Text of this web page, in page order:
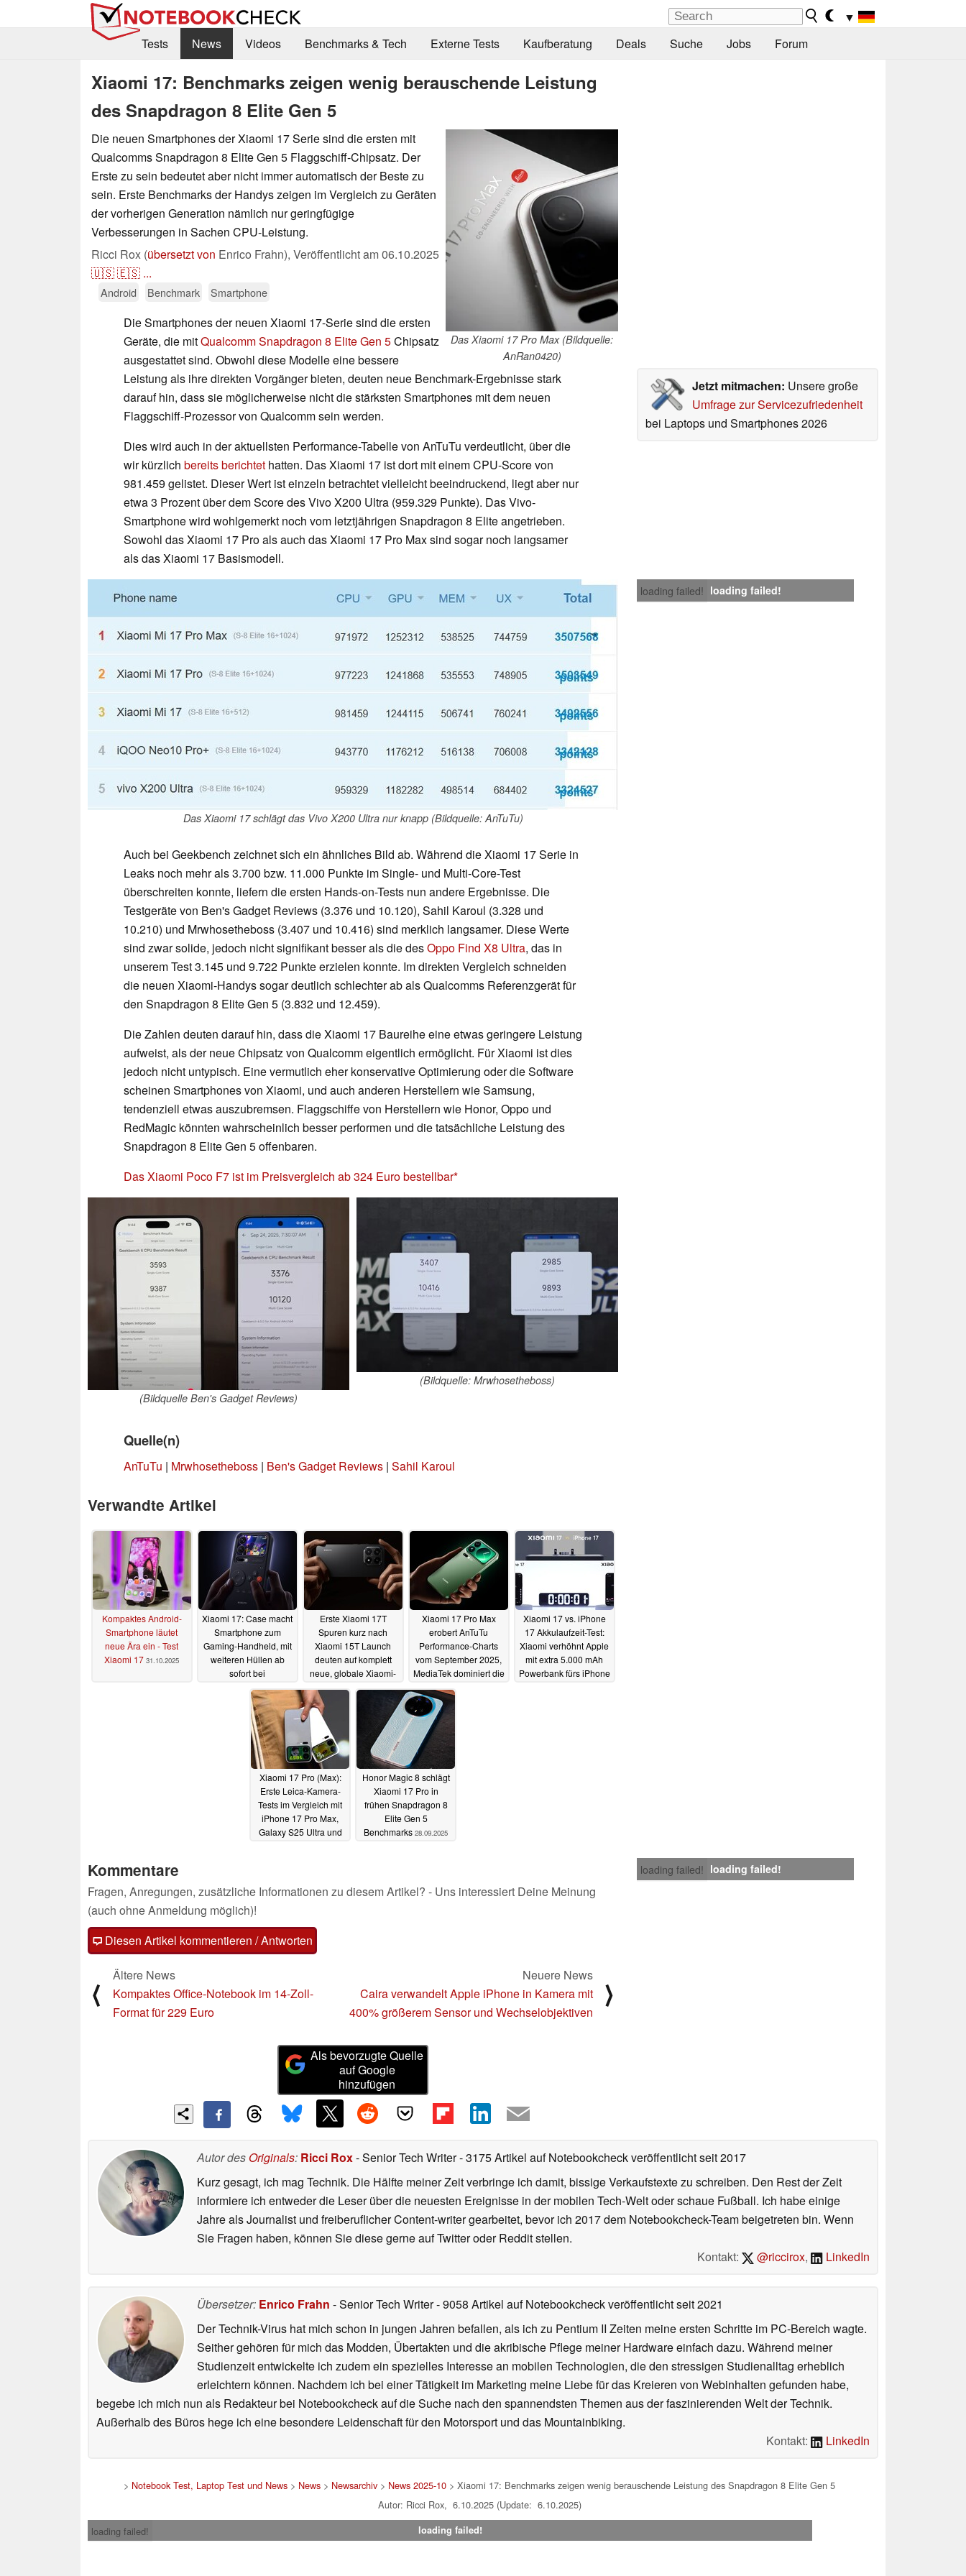
▼
Tests
News Videos Benchmarks & Tech Externe Tests Kaufberatung Deals Suche Jobs Forum
Xiaomi 17: Benchmarks zeigen wenig berauschende Leistung
des Snapdragon 8 Elite Gen 5
Das Xiaomi 17 Pro Max (Bildquelle:
AnRan0420)
Die neuen Smartphones der Xiaomi 17 Serie sind die ersten mit
Qualcomms Snapdragon 8 Elite Gen 5 Flaggschiff-Chipsatz. Der
Erste zu sein bedeutet aber nicht immer automatisch der Beste zu
sein. Erste Benchmarks der Handys zeigen im Vergleich zu Geräten
der vorherigen Generation nämlich nur geringfügige
Verbesserungen in Sachen CPU-Leistung.
Ricci Rox (übersetzt von Enrico Frahn), Veröffentlicht am06.10.2025
🇺🇸🇪🇸 ...
Android Benchmark Smartphone
Jetzt mitmachen: Unsere große
Umfrage zur Servicezufriedenheit
bei Laptops und Smartphones 2026
Die Smartphones der neuen Xiaomi 17-Serie sind die ersten
Geräte, die mitQualcomm Snapdragon 8 Elite Gen 5Chipsatz
ausgestattet sind. Obwohl diese Modelle eine bessere
Leistung als ihre direkten Vorgänger bieten, deuten neue Benchmark-Ergebnisse stark
darauf hin, dass sie möglicherweise nicht die stärksten Smartphones mit dem neuen
Flaggschiff-Prozessor von Qualcomm sein werden.
Dies wird auch in der aktuellsten Performance-Tabelle von AnTuTu verdeutlicht, über die
wir kürzlich bereits berichtet hatten. Das Xiaomi 17 ist dort mit einem CPU-Score von
981.459 gelistet. Dieser Wert ist einzeln betrachtet vielleicht beeindruckend, liegt aber nur
etwa 3 Prozent über dem Score des Vivo X200 Ultra (959.329 Punkte). Das Vivo-
Smartphone wird wohlgemerkt noch vom letztjährigen Snapdragon 8 Elite angetrieben.
Sowohl das Xiaomi 17 Pro als auch das Xiaomi 17 Pro Max sind sogar noch langsamer
als das Xiaomi 17 Basismodell.
loading failed! loading failed!
Das Xiaomi 17 schlägt das Vivo X200 Ultra nur knapp (Bildquelle: AnTuTu)
Auch bei Geekbench zeichnet sich ein ähnliches Bild ab. Während die Xiaomi 17 Serie in
Leaks noch mehr als 3.700 bzw. 11.000 Punkte im Single- und Multi-Core-Test
überschreiten konnte, liefern die ersten Hands-on-Tests nun andere Ergebnisse. Die
Testgeräte von Ben's Gadget Reviews (3.376 und 10.120), Sahil Karoul (3.328 und
10.210) und Mrwhosetheboss (3.407 und 10.416) sind merklich langsamer. Diese Werte
sind zwar solide, jedoch nicht signifikant besser als die desOppo Find X8 Ultra, das in
unserem Test 3.145 und 9.722 Punkte erzielen konnte. Im direkten Vergleich schneiden
die neuen Xiaomi-Handys sogar deutlich schlechter ab als Qualcomms Referenzgerät für
den Snapdragon 8 Elite Gen 5 (3.832 und 12.459).
Die Zahlen deuten darauf hin, dass die Xiaomi 17 Baureihe eine etwas geringere Leistung
aufweist, als der neue Chipsatz von Qualcomm eigentlich ermöglicht. Für Xiaomi ist dies
jedoch nicht untypisch. Eine vermutlich eher konservative Optimierung oder die Software
scheinen Smartphones von Xiaomi, und auch anderen Herstellern wie Samsung,
tendenziell etwas auszubremsen. Flaggschiffe von Herstellern wie Honor, Oppo und
RedMagic könnten wahrscheinlich besser performen und die tatsächliche Leistung des
Snapdragon 8 Elite Gen 5 offenbaren.
Das Xiaomi Poco F7 ist im Preisvergleich ab 324 Euro bestellbar
(Bildquelle Ben's Gadget Reviews)
(Bildquelle: Mrwhosetheboss)
Quelle(n)
AnTuTu | Mrwhosetheboss | Ben's Gadget Reviews | Sahil Karoul
Verwandte Artikel
Kompaktes Android-
Smartphone läutet
neue Ära ein - Test
Xiaomi 17 31.10.2025
Xiaomi 17: Case macht
Smartphone zum
Gaming-Handheld, mit
weiteren Hüllen ab
sofort bei
14.10.2025
Erste Xiaomi 17T
Spuren kurz nach
Xiaomi 15T Launch
deuten auf komplett
neue, globale Xiaomi-
Xiaomi 17 Pro Max
erobert AnTuTu
Performance-Charts
vom September 2025,
MediaTek dominiert die
Xiaomi 17 vs. iPhone
17 Akkulaufzeit-Test:
Xiaomi verhöhnt Apple
mit extra 5.000 mAh
Powerbank fürs iPhone
Xiaomi 17 Pro (Max):
Erste Leica-Kamera-
Tests im Vergleich mit
iPhone 17 Pro Max,
Galaxy S25 Ultra und
Honor Magic 8 schlägt
Xiaomi 17 Pro in
frühen Snapdragon 8
Elite Gen 5
Benchmarks 28.09.2025
loading failed! loading failed!
Kommentare
Fragen, Anregungen, zusätzliche Informationen zu diesem Artikel? - Uns interessiert Deine Meinung
(auch ohne Anmeldung möglich)!
Diesen Artikel kommentieren / Antworten
⟨
Ältere News
Kompaktes Office-Notebook im 14-Zoll-
Format für 229 Euro
Neuere News
Caira verwandelt Apple iPhone in Kamera mit
400% größerem Sensor und Wechselobjektiven
⟩
Als bevorzugte Quelle
auf Google
hinzufügen
Autor des Originals: Ricci Rox- Senior Tech Writer- 3175 Artikel auf Notebookcheck veröffentlichtseit 2017
Kurz gesagt, ich mag Technik. Die Hälfte meiner Zeit verbringe ich damit, bissige Verkaufstexte zu schreiben. Den Rest der Zeit
informiere ich entweder die Leser über die neuesten Ereignisse in der mobilen Tech-Welt oder schaue Fußball. Ich habe einige
Jahre als Journalist und freiberuflicher Content-writer gearbeitet, bevor ich 2017 dem Notebookcheck-Team beigetreten bin. Wenn
Sie Fragen haben, können Sie diese gerne auf Twitter oder Reddit stellen.
Kontakt:
@riccirox, LinkedIn
Übersetzer: Enrico Frahn - Senior Tech Writer- 9058 Artikel auf Notebookcheck veröffentlichtseit 2021
Der Technik-Virus hat mich schon in jungen Jahren befallen, als ich zu Pentium II Zeiten meine ersten Schritte im PC-Bereich wagte.
Seither gehören für mich das Modden, Übertakten und die akribische Pflege meiner Hardware einfach dazu. Während meiner
Studienzeit entwickelte ich zudem ein spezielles Interesse an mobilen Technologien, die den stressigen Studienalltag erheblich
erleichtern können. Nachdem ich bei einer Tätigkeit im Marketing meine Liebe für das Kreieren von Webinhalten gefunden habe,
begebe ich mich nun als Redakteur bei Notebookcheck auf die Suche nach den spannendsten Themen aus der faszinierenden Welt der Technik.
Außerhalb des Büros hege ich eine besondere Leidenschaft für den Motorsport und das Mountainbiking.
Kontakt:
LinkedIn
> Notebook Test, Laptop Test und News > News > Newsarchiv > News 2025-10 > Xiaomi 17: Benchmarks zeigen wenig berauschende Leistung des Snapdragon 8 Elite Gen 5
Autor: Ricci Rox, 6.10.2025 (Update: 6.10.2025)
loading failed!
loading failed!